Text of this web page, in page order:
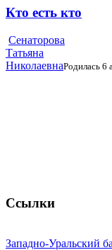
Кто есть кто
Сенаторова
Татьяна
НиколаевнаРодилась 6
Ссылки
Западно-Уральский